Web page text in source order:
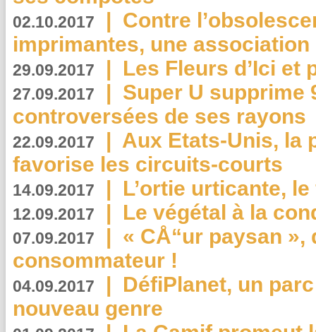
02.10.2017 | Contre
imprimantes, une
29.09.2017 | Les Fleurs d’Ici et
27.09.2017 | Super U supprime
controversées de ses rayons
22.09.2017 | Aux Etats-Unis, la
favorise les circuits-courts
14.09.2017 | L’ortie urticante,
12.09.2017 | Le végétal à la
07.09.2017 | « CÅ“ur paysan
consommateur !
04.09.2017 | DéfiPlanet, un
nouveau genre